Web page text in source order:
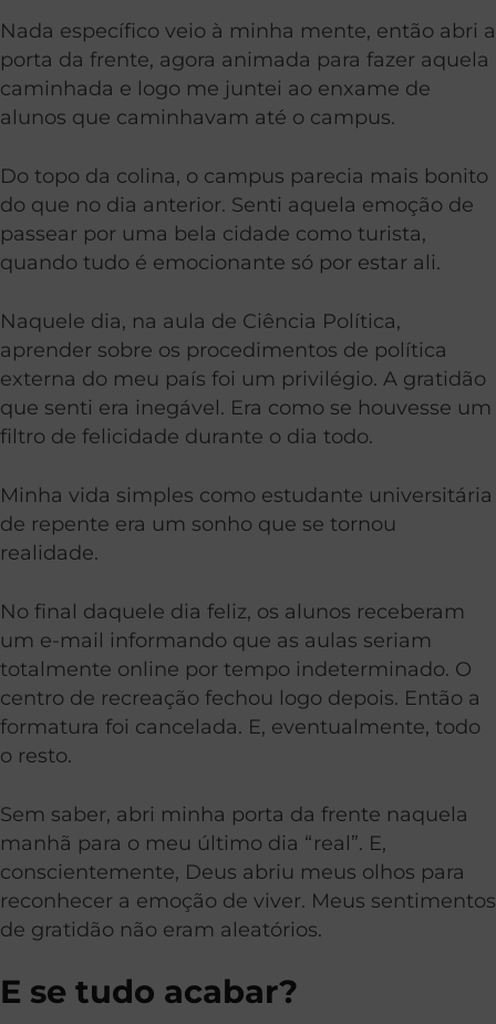
Nada específico veio à minha mente, então abri a
porta da frente, agora animada para fazer aquela
caminhada e logo me juntei ao enxame de
alunos que caminhavam até o campus.
Do topo da colina, o campus parecia mais bonito
do que no dia anterior. Senti aquela emoção de
passear por uma bela cidade como turista,
quando tudo é emocionante só por estar ali.
Naquele dia, na aula de Ciência Política,
aprender sobre os procedimentos de política
externa do meu país foi um privilégio. A gratidão
que senti era inegável. Era como se houvesse um
filtro de felicidade durante o dia todo.
Minha vida simples como estudante universitária
de repente era um sonho que se tornou
realidade.
No final daquele dia feliz, os alunos receberam
um e-mail informando que as aulas seriam
totalmente online por tempo indeterminado. O
centro de recreação fechou logo depois. Então a
formatura foi cancelada. E, eventualmente, todo
o resto.
Sem saber, abri minha porta da frente naquela
manhã para o meu último dia “real”. E,
conscientemente, Deus abriu meus olhos para
reconhecer a emoção de viver. Meus sentimentos
de gratidão não eram aleatórios.
E se tudo acabar?